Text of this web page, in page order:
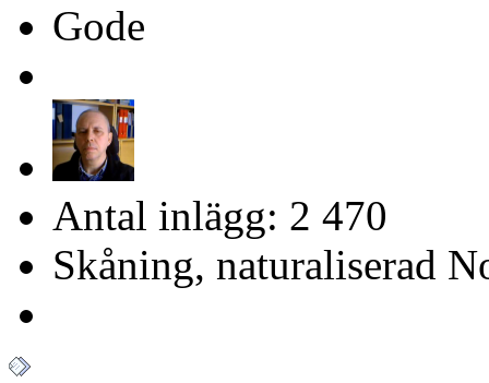
Gode
Antal inlägg: 2 470
Skåning, naturaliserad